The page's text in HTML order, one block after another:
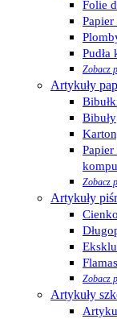
Folie
Pudła
Zobacz
Artykuły
Bibuły
Papier
Zobacz
Artykuły
Zobacz
Artykuły